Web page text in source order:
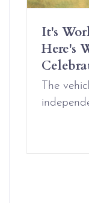
It's
Here's
The